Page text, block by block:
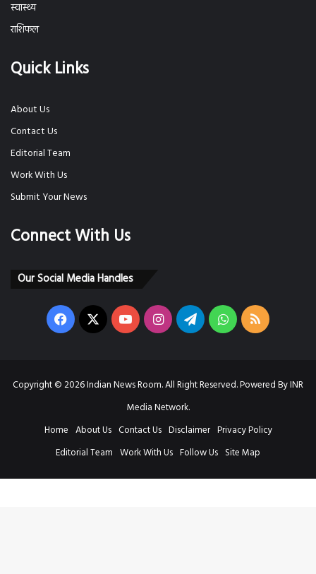
स्वास्थ्य
राशिफल
Quick Links
About Us
Contact Us
Editorial Team
Work With Us
Submit Your News
Connect With Us
Our Social Media Handles
Facebook
X YouTubeInstagramTelegramWhatsApp
RSS
Copyright © 2026 Indian News Room. All Right Reserved. Powered By INR
Media Network.
Home About Us Contact Us Disclaimer Privacy Policy
Editorial Team Work With Us Follow Us Site Map